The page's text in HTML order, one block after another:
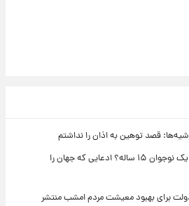
قصد توهین به اذان را نداشتم
راز طول عمر انسان در دستان یک نوجوان ۱۵ ساله؟ ادعایی که جهان را
دولت برای بهبود معیشت مردم امشب منتشر